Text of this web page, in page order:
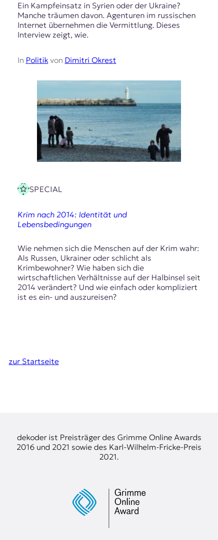
Ein Kampfeinsatz in Syrien oder der Ukraine?
Manche träumen davon. Agenturen im russischen
Internet übernehmen die Vermittlung. Dieses
Interview zeigt, wie.
In Politikvon Dimitri Okrest
SPECIAL
Krim nach 2014: Identität und
Lebensbedingungen
Wie nehmen sich die Menschen auf der Krim wahr:
Als Russen, Ukrainer oder schlicht als
Krimbewohner? Wie haben sich die
wirtschaftlichen Verhältnisse auf der Halbinsel seit
2014 verändert? Und wie einfach oder kompliziert
ist es ein- und auszureisen?
zur Startseite
dekoder ist Preisträger des Grimme Online Awards
2016 und 2021 sowie des Karl-Wilhelm-Fricke-Preis
2021.